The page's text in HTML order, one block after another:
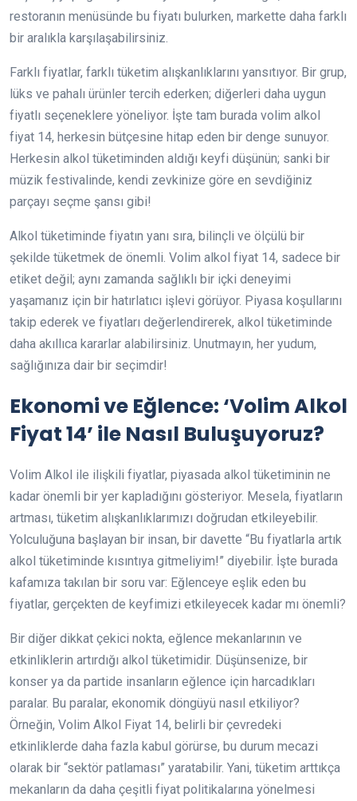
restoranın menüsünde bu fiyatı bulurken, markette daha farklı
bir aralıkla karşılaşabilirsiniz.
Farklı fiyatlar, farklı tüketim alışkanlıklarını yansıtıyor. Bir grup,
lüks ve pahalı ürünler tercih ederken; diğerleri daha uygun
fiyatlı seçeneklere yöneliyor. İşte tam burada volim alkol
fiyat 14, herkesin bütçesine hitap eden bir denge sunuyor.
Herkesin alkol tüketiminden aldığı keyfi düşünün; sanki bir
müzik festivalinde, kendi zevkinize göre en sevdiğiniz
parçayı seçme şansı gibi!
Alkol tüketiminde fiyatın yanı sıra, bilinçli ve ölçülü bir
şekilde tüketmek de önemli. Volim alkol fiyat 14, sadece bir
etiket değil; aynı zamanda sağlıklı bir içki deneyimi
yaşamanız için bir hatırlatıcı işlevi görüyor. Piyasa koşullarını
takip ederek ve fiyatları değerlendirerek, alkol tüketiminde
daha akıllıca kararlar alabilirsiniz. Unutmayın, her yudum,
sağlığınıza dair bir seçimdir!
Ekonomi ve Eğlence: ‘Volim Alkol
Fiyat 14’ ile Nasıl Buluşuyoruz?
Volim Alkol ile ilişkili fiyatlar, piyasada alkol tüketiminin ne
kadar önemli bir yer kapladığını gösteriyor. Mesela, fiyatların
artması, tüketim alışkanlıklarımızı doğrudan etkileyebilir.
Yolculuğuna başlayan bir insan, bir davette “Bu fiyatlarla artık
alkol tüketiminde kısıntıya gitmeliyim!” diyebilir. İşte burada
kafamıza takılan bir soru var: Eğlenceye eşlik eden bu
fiyatlar, gerçekten de keyfimizi etkileyecek kadar mı önemli?
Bir diğer dikkat çekici nokta, eğlence mekanlarının ve
etkinliklerin artırdığı alkol tüketimidir. Düşünsenize, bir
konser ya da partide insanların eğlence için harcadıkları
paralar. Bu paralar, ekonomik döngüyü nasıl etkiliyor?
Örneğin, Volim Alkol Fiyat 14, belirli bir çevredeki
etkinliklerde daha fazla kabul görürse, bu durum mecazi
olarak bir “sektör patlaması” yaratabilir. Yani, tüketim arttıkça
mekanların da daha çeşitli fiyat politikalarına yönelmesi